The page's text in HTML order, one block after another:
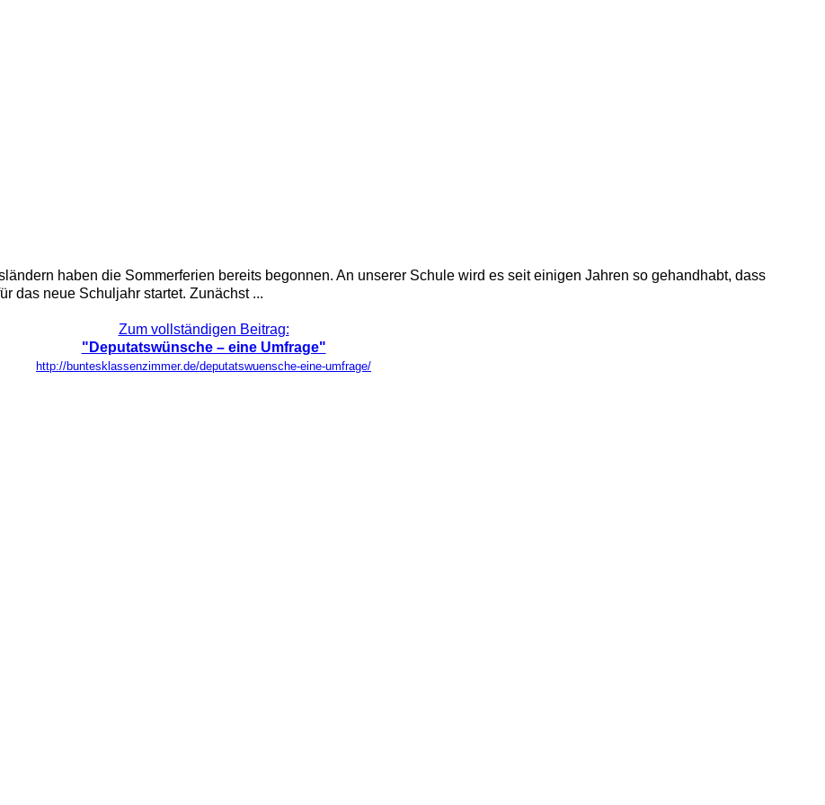
haben die Sommerferien bereits begonnen. An unserer Schule wird es seit einigen Jahren so gehandhabt, dass
das neue Schuljahr startet. Zunächst ...
Zum vollständigen Beitrag:
"Deputatswünsche – eine Umfrage"
http://buntesklassenzimmer.de/deputatswuensche-eine-umfrage/